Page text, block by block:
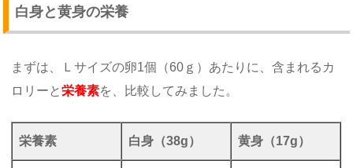
白身と黄身の栄養
まずは、Ｌサイズの卵1個（60ｇ）あたりに、含まれるカ
ロリーと栄養素を、比較してみました。
栄養素 白身（38g） 黄身（17g）